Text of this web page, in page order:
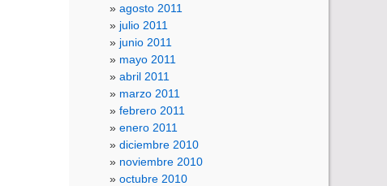
agosto 2011
julio 2011
junio 2011
mayo 2011
abril 2011
marzo 2011
febrero 2011
enero 2011
diciembre 2010
noviembre 2010
octubre 2010